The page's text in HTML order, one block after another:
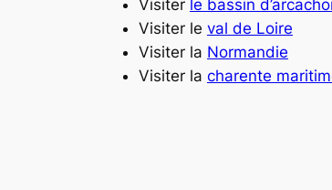
Visiter le bassin
Visiter le val de Loire
Visiter la Normandie
Visiter la charente